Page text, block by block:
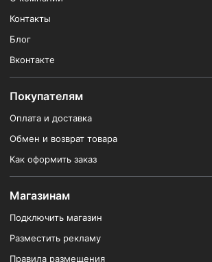
Контакты
Блог
Вконтакте
Покупателям
Оплата и доставка
Обмен и возврат товара
Как оформить заказ
Магазинам
Подключить магазин
Разместить рекламу
Правила размещения